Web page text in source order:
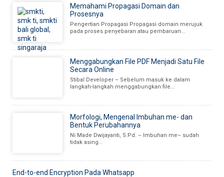
Memahami Propagasi Domain dan
Prosesnya
Pengertian Propagasi Propagasi domain merujuk
pada proses penyebaran atau pembaruan...
Menggabungkan File PDF Menjadi Satu File
Secara Online
Stibal Developer – Sebelum masuk ke dalam
langkah-langkah menggabungkan file...
Morfologi, Mengenal Imbuhan me- dan
Bentuk Perubahannya
Ni Made Dwijayanti, S.Pd. – Imbuhan me– sudah
tidak asing...
End-to-end Encryption Pada Whatsapp